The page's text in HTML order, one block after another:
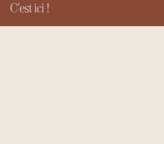
C'est ici !